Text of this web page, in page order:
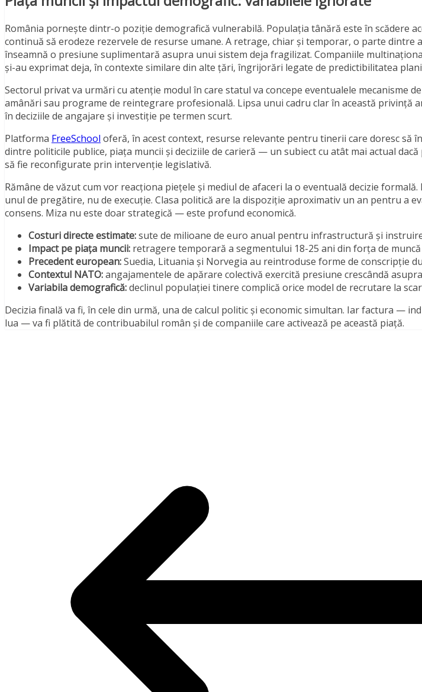
România pornește dintr-o poziție demografică vulnerabilă. Populația tânără este în scădere
continuă să erodeze rezervele de resurse umane. A retrage, chiar și temporar, o parte dintre
înseamnă o presiune suplimentară asupra unui sistem deja fragilizat. Companiile
și-au exprimat deja, în contexte similare din alte țări, îngrijorări legate de predictibilitatea
Sectorul privat va urmări cu atenție modul în care statul va concepe eventualele mecanisme
amânări sau programe de reintegrare profesională. Lipsa unui cadru clar în această privință
în deciziile de angajare și investiție pe termen scurt.
Platforma FreeSchool oferă, în acest context, resurse relevante pentru tinerii care doresc să
dintre politicile publice, piața muncii și deciziile de carieră — un subiect cu atât mai actual
să fie reconfigurate prin intervenție legislativă.
Rămâne de văzut cum vor reacționa piețele și mediul de afaceri la o eventuală decizie
unul de pregătire, nu de execuție. Clasa politică are la dispoziție aproximativ un an pentru a
consens. Miza nu este doar strategică — este profund economică.
Costuri directe estimate:sute de milioane de euro anual pentru infrastructură și
Impact pe piața muncii: retragere temporară a segmentului 18-25 ani din forța de muncă
Precedent european:Suedia, Lituania și Norvegia au reintroduse forme de conscripție
Contextul NATO:angajamentele de apărare colectivă exercită presiune crescândă
Variabila demografică:declinul populației tinere complică orice model de recrutare la
Decizia finală va fi, în cele din urmă, una de calcul politic și economic simultan. Iar factura —
lua — va fi plătită de contribuabilul român și de companiile care activează pe această piață.